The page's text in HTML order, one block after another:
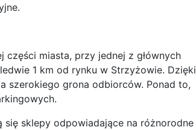
miasta, przy jednej z głównych
1 km od rynku w Strzyżowie. Dzięki
szerokiego grona odbiorców. Ponad to,
sklepy odpowiadające na różnorodne